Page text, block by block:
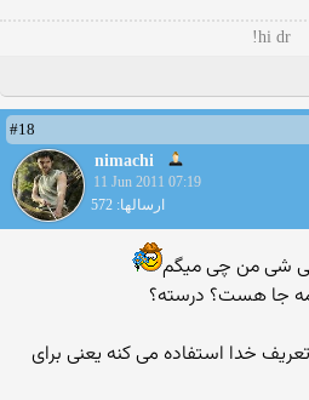
hi dr!
#18
nimachi
11 Jun 2011 07:19
ارسالها: 572
شی من چی میگم
جا هست؟ درسته؟
خدا استفاده می كنه یعنی برای